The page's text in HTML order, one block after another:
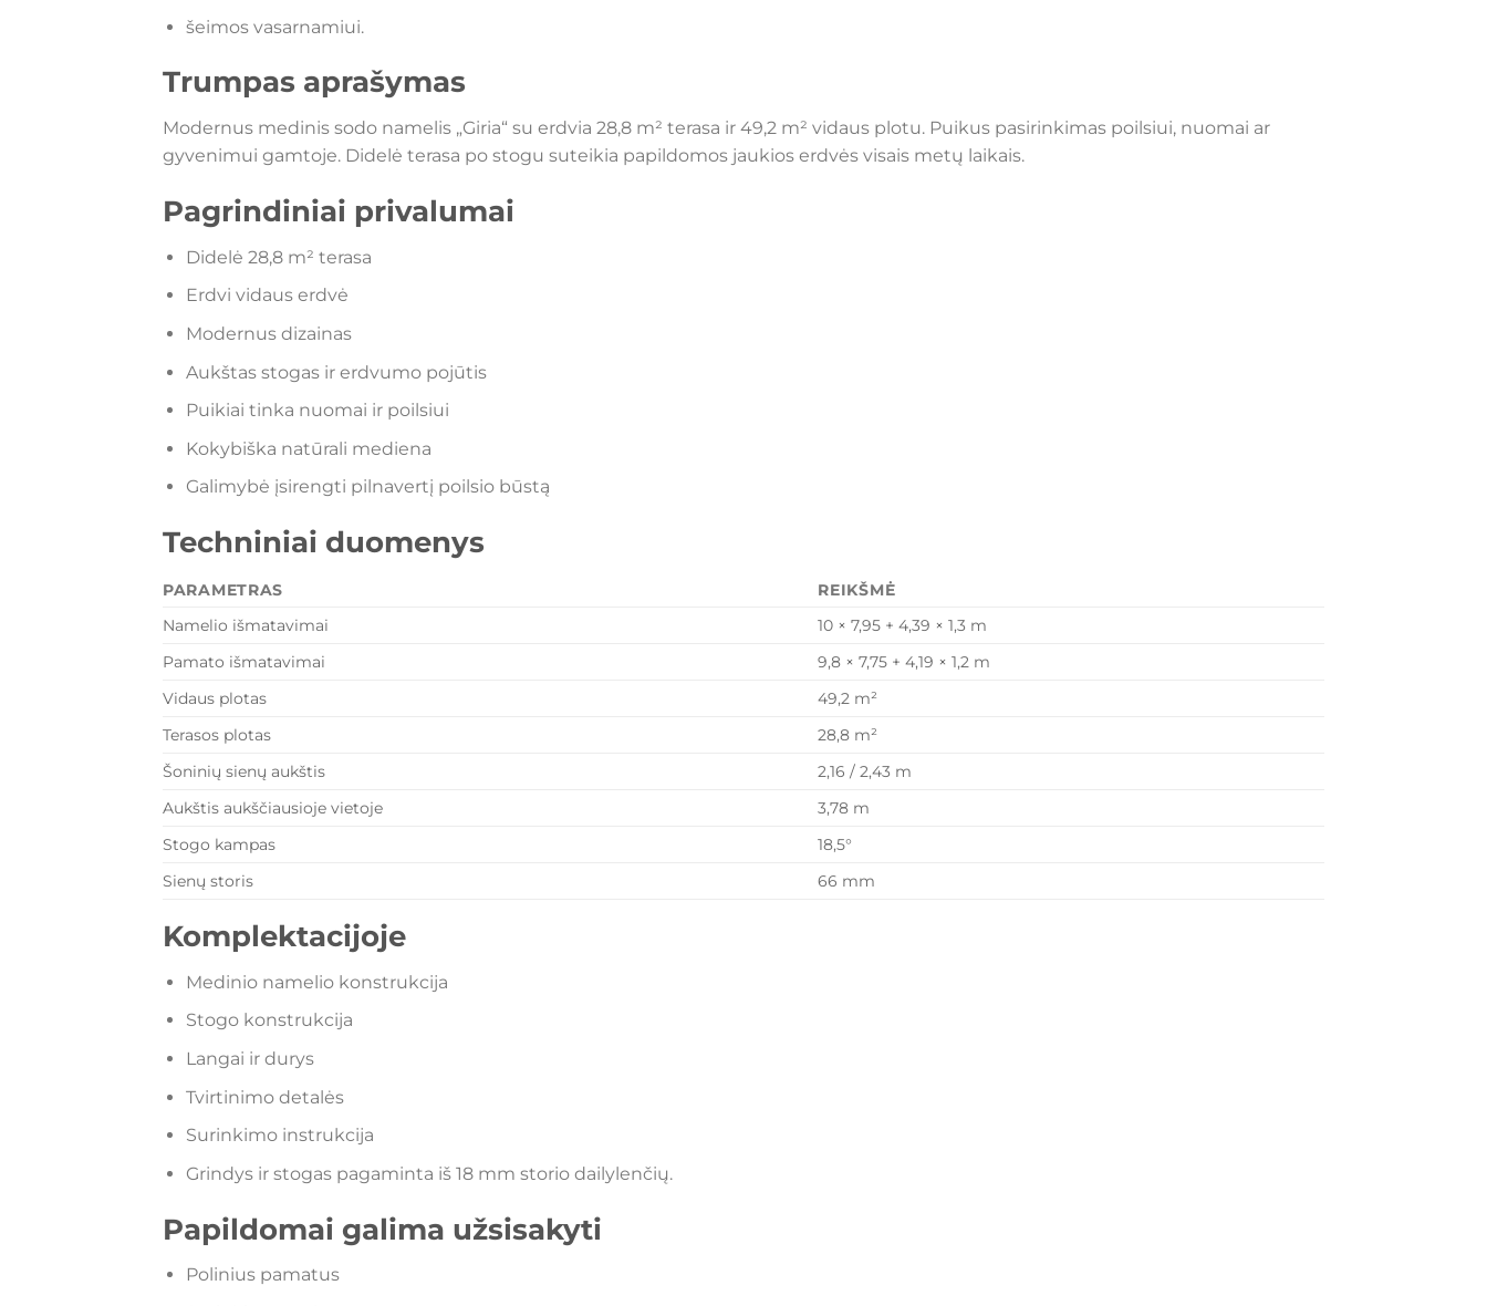
šeimos vasarnamiui.
Trumpas aprašymas
Modernus medinis sodo namelis „Giria“ su erdvia 28,8 m² terasa ir 49,2 m² vidaus plotu. Puikus pasirinkimas poilsiui, nuomai ar
gyvenimui gamtoje. Didelė terasa po stogu suteikia papildomos jaukios erdvės visais metų laikais.
Pagrindiniai privalumai
Didelė 28,8 m² terasa
Erdvi vidaus erdvė
Modernus dizainas
Aukštas stogas ir erdvumo pojūtis
Puikiai tinka nuomai ir poilsiui
Kokybiška natūrali mediena
Galimybė įsirengti pilnavertį poilsio būstą
Techniniai duomenys
PARAMETRAS
REIKŠMĖ
Namelio išmatavimai
10 × 7,95 + 4,39 × 1,3 m
Pamato išmatavimai
9,8 × 7,75 + 4,19 × 1,2 m
Vidaus plotas
49,2 m²
Terasos plotas
28,8 m²
Šoninių sienų aukštis
2,16 / 2,43 m
Aukštis aukščiausioje vietoje
3,78 m
Stogo kampas
18,5°
Sienų storis
66 mm
Komplektacijoje
Medinio namelio konstrukcija
Stogo konstrukcija
Langai ir durys
Tvirtinimo detalės
Surinkimo instrukcija
Grindys ir stogas pagaminta iš 18 mm storio dailylenčių.
Papildomai galima užsisakyti
Polinius pamatus